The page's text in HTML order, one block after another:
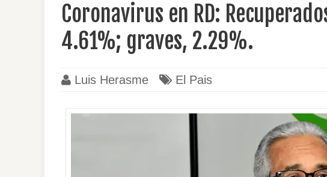
Coronavirus en RD:
4.61%; graves, 2.29%.
Luis Herasme El Pais